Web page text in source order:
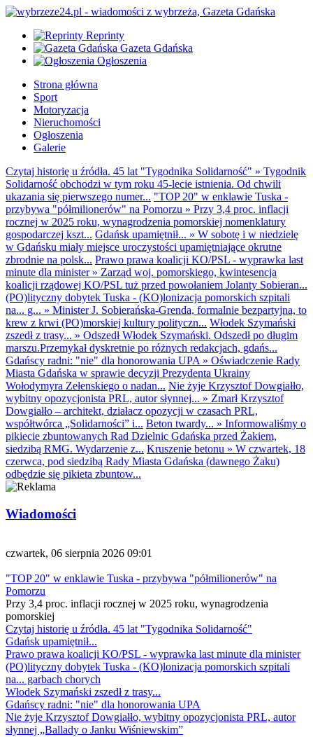
Reprinty
Gazeta Gdańska
Ogłoszenia
Strona główna
Sport
Motoryzacja
Nieruchomości
Ogłoszenia
Galerie
Czytaj historię u źródła. 45 lat "Tygodnika Solidarność" » Tygodnik
Solidarność obchodzi w tym roku 45-lecie istnienia. Od chwili
ukazania się pierwszego numer... "TOP 20" w enklawie Tuska -
przybywa "półmilionerów" na Pomorzu » Przy 3,4 proc. inflacji
rocznej w 2025 roku, wynagrodzenia pomorskiej nomenklatury
gospodarczej kszt... Gdańsk upamiętnił... » W sobotę i w niedzielę
w Gdańsku miały miejsce uroczystości upamiętniające okrutne
zbrodnie na polsk... Prawo prawa koalicji KO/PSL - wyprawka last
minute dla minister» Zarząd woj. pomorskiego, kwintesencja
koalicji rządowej KO/PSL tuż przed powołaniem Jolanty Sobieran...
(PO)lityczny dobytek Tuska - (KO)lonizacja pomorskich szpitali
na... g... » Minister J. Sobierańska-Grenda, formalnie bezpartyjna, to
krew z krwi (PO)morskiej kultury polityczn... Włodek Szymański
zszedł z trasy... » Odszedł Włodek Szymański. Odszedł po długim
marszu.Przemykał dyskretnie po różnych redakcjach, gdańs...
Gdańscy radni: "nie" dla honorowania UPA » Oświadczenie Rady
Miasta Gdańska w sprawie decyzji Prezydenta Ukrainy
Wołodymyra Zełenskiego o nadan... Nie żyje Krzysztof Dowgiałło,
wybitny opozycjonista PRL, autor słynnej... » Zmarł Krzysztof
Dowgiałło – architekt, działacz opozycji w czasach PRL,
współtwórca „Solidarności” i... Beton twardy... » Informowaliśmy o
pikiecie zbuntowanych Rad Dzielnic Gdańska przed Żakiem,
siedzibą RMG. Wydarzenie z... Kruszenie betonu » W czwartek, 18
czerwca, pod siedzibą Rady Miasta Gdańska (dawnego Żaku)
odbędzie się pikieta zbuntow...
Wiadomości
czwartek, 06 sierpnia 2026 09:01
"TOP 20" w enklawie Tuska - przybywa "półmilionerów" na
Pomorzu
Przy 3,4 proc. inflacji rocznej w 2025 roku, wynagrodzenia
pomorskiej
Czytaj historię u źródła. 45 lat "Tygodnika Solidarność"
Gdańsk upamiętnił...
Prawo prawa koalicji KO/PSL - wyprawka last minute dla minister
(PO)lityczny dobytek Tuska - (KO)lonizacja pomorskich szpitali
na... garbach chorych
Włodek Szymański zszedł z trasy...
Gdańscy radni: "nie" dla honorowania UPA
Nie żyje Krzysztof Dowgiałło, wybitny opozycjonista PRL, autor
słynnej „Ballady o Janku Wiśniewskim”